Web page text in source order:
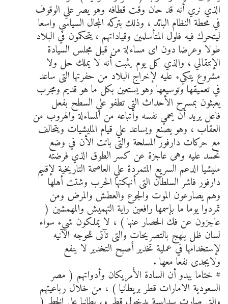
الذي نري أنه قد حان وقت قطافه وهو يصر علي الوقوف
في محطة النظام البائد ، وذلك بتركه المجال السياسي واسعا
ليتحرك فيه فلول المتأسلمين وقياداتهم ، يتحكمون في البلاد
طولا وعرضا دون اى مساءلة من قبل مجلس السيادة
الإنتقالي ، والذي كل يوم يثبت أنه لا يملك حل ولا
مشروع يتكيء عليه لإخراج البلاد من حفرتها التى ساعد
في تعميقها وتوسيعها وهو يستعين بكل ما هو قديم ومجرب
يعبثون بمسرح الأحداث التى تطفو علي السطح بفعل
فاعل يريد أن يحمي نفسه وأتباعه من المساءلة والهروب من
العقاب ، وهو يصنع ويساعد علي قيام المليشيات ويتحالف
مع حركات دارفور المسلحة والتى باتت الأن في وضع
تحسد عليه وهى عاجزة عن كسر الطوق الذي فرضته
مليشيا الدعم السريع المتمردة علي العاصمة التاريخية لإقليم
دارفور فاشر السلطان التى أنهكتها الحرب وشتت أهلها
وهم يصارعون الموت والجوع والعطش والمرض ومن
تمردوا يوما ما بإسمها رافعين راية التهميش والمهمشين (
عاجزون عن فك الحصار عنها ) ، لا يملكون شيء سواء
لسان ظل يلهج بالتصريحات والتى تآتى للحوجه الآنيه
لإستخدامها في عملية تخدير أصبح التخدير لا ينفع
ولايجدى نفعا معها .
# ختاما يبدو أن السادة الأمريكان وأدواتهم ( مصر
السعودية الامارات قطر بريطانيا ) ، من خلال رباعيتهم